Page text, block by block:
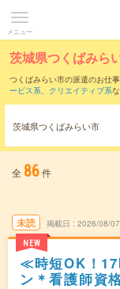
メニュー
茨城県つくばみら
つくばみらい市の派遣のお仕事
ービス系、 クリエイティブ系
また、つくば市・ 常総市・
いただけます。
茨城県つくばみらい市
全 86件
未読
NEW
掲載日 2026/08/07
≪時短OK！17
ン＊看護師資